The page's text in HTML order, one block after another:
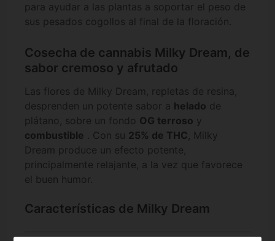
para ayudar a las plantas a soportar el peso de
sus pesados cogollos al final de la floración.
Cosecha de cannabis Milky Dream, de
sabor cremoso y afrutado
Las flores de Milky Dream, repletas de resina,
desprenden un potente sabor a helado de
plátano, sobre un fondo OG terroso y
combustible . Con su 25% de THC, Milky
Dream produce un efecto potente,
principalmente relajante, a la vez que favorece
el buen humor.
Características de Milky Dream